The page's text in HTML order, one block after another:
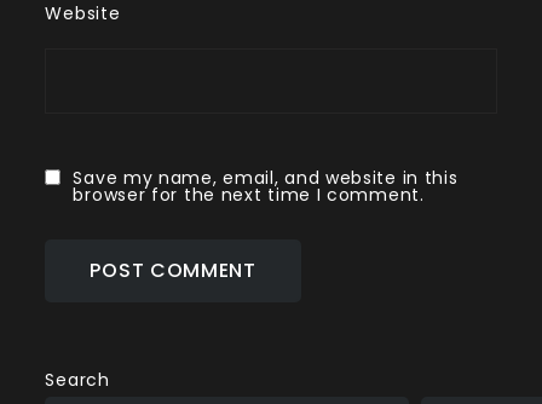
Website
Save my name, email, and website in this
browser for the next time I comment.
Search